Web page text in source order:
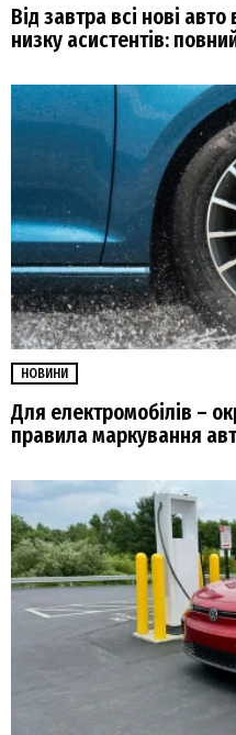
Від завтра всі нові
низку асистентів:
НОВИНИ
Для електромобілів –
правила маркування